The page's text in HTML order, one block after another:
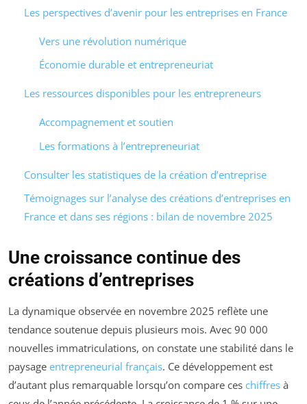
Les perspectives d’avenir pour les entreprises en France
Vers une révolution numérique
Économie durable et entrepreneuriat
Les ressources disponibles pour les entrepreneurs
Accompagnement et soutien
Les formations à l’entrepreneuriat
Consulter les statistiques de la création d’entreprise
Témoignages sur l’analyse des créations d’entreprises en
France et dans ses régions : bilan de novembre 2025
Une croissance continue des
créations d’entreprises
La dynamique observée en novembre 2025 reflète une
tendance soutenue depuis plusieurs mois. Avec 90 000
nouvelles immatriculations, on constate une stabilité dans le
paysage entrepreneurial français. Ce développement est
d’autant plus remarquable lorsqu’on compare ces chiffres à